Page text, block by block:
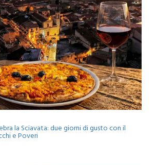
la Sciavata: due giorni di gusto con il